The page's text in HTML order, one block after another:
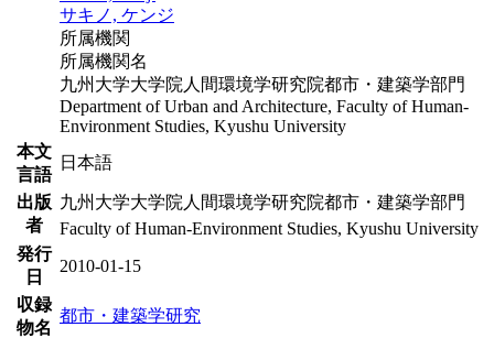
サキノ, ケンジ
所属機関
所属機関名
九州大学大学院人間環境学研究院都市・建築学部門
Department of Urban and Architecture, Faculty of Human-
Environment Studies, Kyushu University
本文
言語
日本語
出版
者
九州大学大学院人間環境学研究院都市・建築学部門
Faculty of Human-Environment Studies, Kyushu University
発行
日
2010-01-15
収録
物名
都市・建築学研究